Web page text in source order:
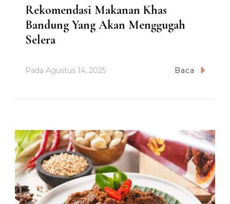
Rekomendasi Makanan Khas
Bandung Yang Akan Menggugah
Selera
Pada Agustus 14, 2025 Baca